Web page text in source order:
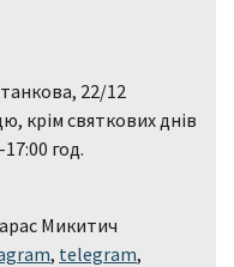
22/12
крім святкових днів
год.
Микитич
, telegram,